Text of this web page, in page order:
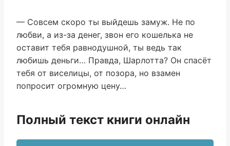
— Совсем скоро ты выйдешь замуж. Не по
любви, а из-за денег, звон его кошелька не
оставит тебя равнодушной, ты ведь так
любишь деньги… Правда, Шарлотта? Он спасёт
тебя от виселицы, от позора, но взамен
попросит огромную цену…
Полный текст книги онлайн